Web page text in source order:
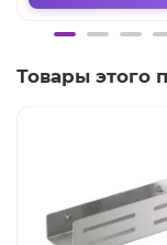
Товары этого